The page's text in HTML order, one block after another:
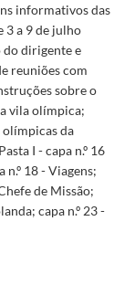
informativos das
3 a 9 de julho
dirigente e
reuniões com
sobre o
vila olímpica;
da
I - capa n.º 16
n.º 18 - Viagens;
de Missão;
capa n.º 23 -